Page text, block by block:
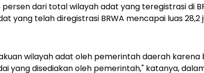
persen dari total wilayah adat yang teregistrasi di
yang telah diregistrasi BRWA mencapai luas
wilayah adat oleh pemerintah daerah karena
yang disediakan oleh pemerintah," katanya,